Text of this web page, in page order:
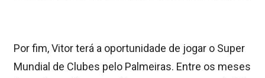
Por fim, Vitor terá a oportunidade de jogar o Super
Mundial de Clubes pelo Palmeiras. Entre os meses